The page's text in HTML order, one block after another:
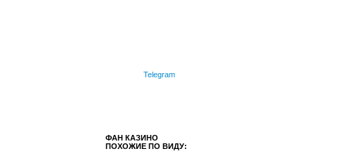
Telegram
ФАН КАЗИНО
ПОХОЖИЕ ПО ВИДУ: